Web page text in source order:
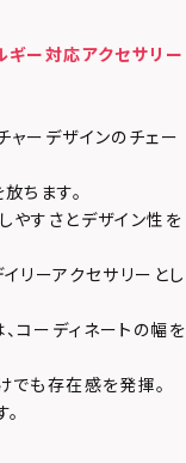
ギー対応アクセサリー
ーデザインのチェー
ちます。
やすさとデザイン性を
リーアクセサリーとし
コーディネートの幅を
でも存在感を発揮。